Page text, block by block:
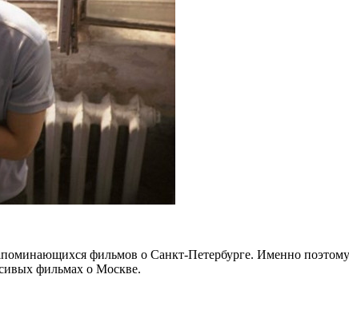
фильмов о Санкт-Петербурге. Именно
фильмах о Москве.